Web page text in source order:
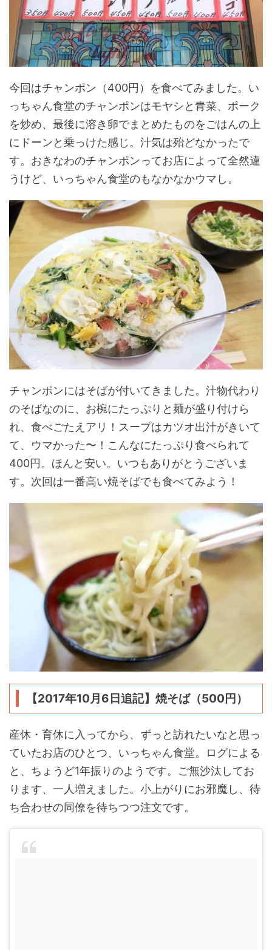
今回はチャンポン（400円）を食べてみました。い
っちゃん食堂のチャンポンはモヤシと青菜、ポーク
を炒め、最後に溶き卵でまとめたものをごはんの上
にドーンと乗っけた感じ。汁気は殆どなかったで
す。おきなわのチャンポンってお店によって全然違
うけど、いっちゃん食堂のもなかなかウマし。
チャンポンにはそばが付いてきました。汁物代わり
のそばなのに、お椀にたっぷりと麺が盛り付けら
れ、食べごたえアリ！スープはカツオ出汁がきいて
て、ウマかった〜！こんなにたっぷり食べられて
400円。ほんと安い。いつもありがとうございま
す。次回は一番高い焼そばでも食べてみよう！
【2017年10月6日追記】焼そば（500円）
産休・育休に入ってから、ずっと訪れたいなと思っ
ていたお店のひとつ、いっちゃん食堂。ログによる
と、ちょうど1年振りのようです。ご無沙汰してお
ります、一人増えました。小上がりにお邪魔し、待
ち合わせの同僚を待ちつつ注文です。